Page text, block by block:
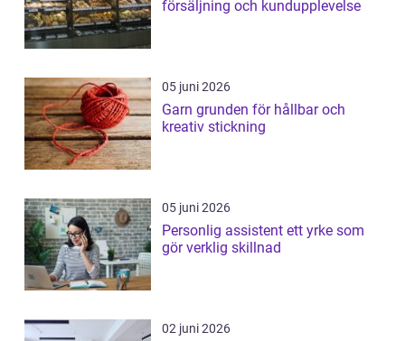
försäljning och kundupplevelse
05 juni 2026
Garn grunden för hållbar och
kreativ stickning
05 juni 2026
Personlig assistent ett yrke som
gör verklig skillnad
02 juni 2026